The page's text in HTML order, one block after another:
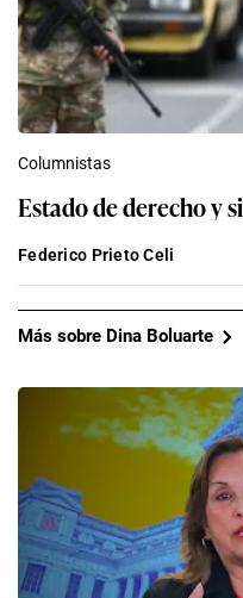
Columnistas
Estado de derecho y
Federico Prieto Celi
Más sobre Dina Boluarte